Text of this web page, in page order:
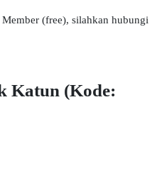
(free), silahkan hubungi
Katun (Kode: